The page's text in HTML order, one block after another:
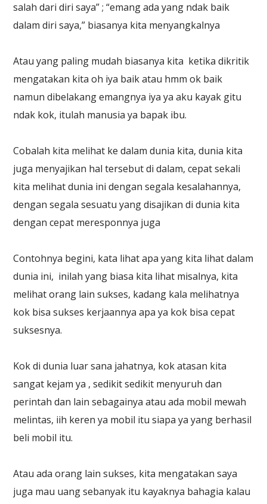
salah dari diri saya” ; “emang ada yang ndak baik
dalam diri saya,” biasanya kita menyangkalnya
Atau yang paling mudah biasanya kita ketika dikritik
mengatakan kita oh iya baik atau hmm ok baik
namun dibelakang emangnya iya ya aku kayak gitu
ndak kok, itulah manusia ya bapak ibu.
Cobalah kita melihat ke dalam dunia kita, dunia kita
juga menyajikan hal tersebut di dalam, cepat sekali
kita melihat dunia ini dengan segala kesalahannya,
dengan segala sesuatu yang disajikan di dunia kita
dengan cepat meresponnya juga
Contohnya begini, kata lihat apa yang kita lihat dalam
dunia ini, inilah yang biasa kita lihat misalnya, kita
melihat orang lain sukses, kadang kala melihatnya
kok bisa sukses kerjaannya apa ya kok bisa cepat
suksesnya.
Kok di dunia luar sana jahatnya, kok atasan kita
sangat kejam ya , sedikit sedikit menyuruh dan
perintah dan lain sebagainya atau ada mobil mewah
melintas, iih keren ya mobil itu siapa ya yang berhasil
beli mobil itu.
Atau ada orang lain sukses, kita mengatakan saya
juga mau uang sebanyak itu kayaknya bahagia kalau